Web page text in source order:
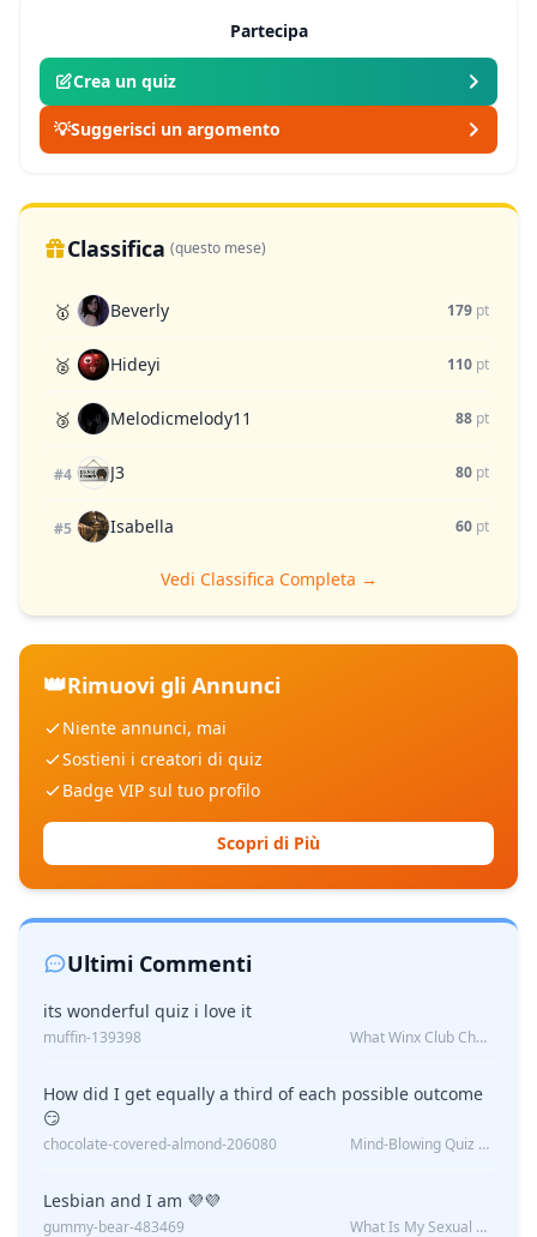
Partecipa
Crea un quiz
💡Suggerisci un argomento
Classifica (questo mese)
🥇 Beverly 179 pt
🥈 Hideyi 110 pt
🥉 Melodicmelody11 88 pt
#4 J3 80 pt
#5 Isabella 60 pt
Vedi Classifica Completa →
👑Rimuovi gli Annunci
Niente annunci, mai
Sostieni i creatori di quiz
Badge VIP sul tuo profilo
Scopri di Più
Ultimi Commenti
its wonderful quiz i love it
muffin-139398 What Winx Club Character Are You?
How did I get equally a third of each possible outcome
😏
chocolate-covered-almond-206080 Mind-Blowing Quiz Reveals: Will I Be Alone Forever?
Lesbian and I am 💜💜
gummy-bear-483469 What Is My Sexual Orientation: Uncovered